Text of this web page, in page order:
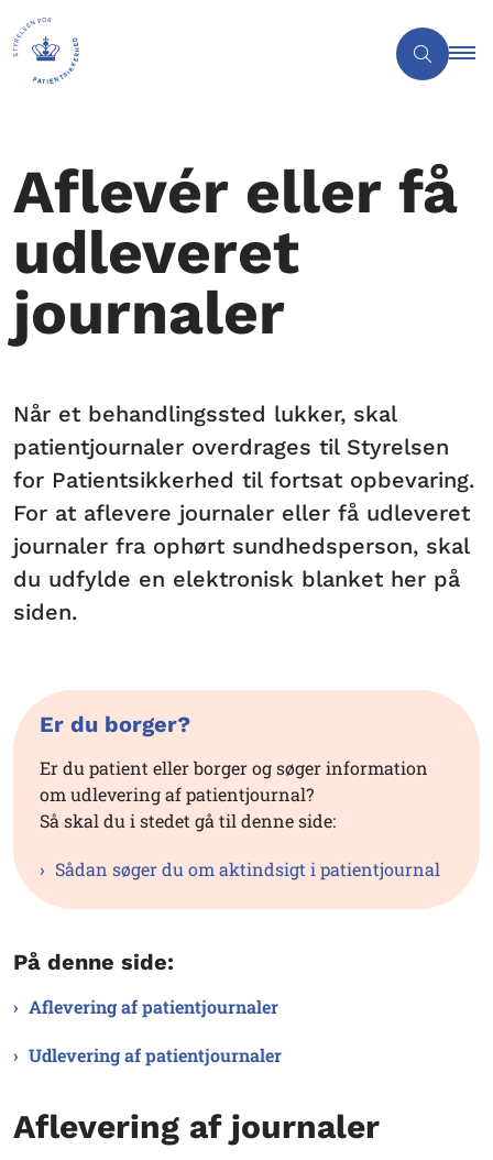
Aflevér eller få
udleveret
journaler
Når et behandlingssted lukker, skal
patientjournaler overdrages til Styrelsen
for Patientsikkerhed til fortsat opbevaring.
For at aflevere journaler eller få udleveret
journaler fra ophørt sundhedsperson, skal
du udfylde en elektronisk blanket her på
siden.
Er du borger?
Er du patient eller borger og søger information
om udlevering af patientjournal?
Så skal du i stedet gå til denne side:
Sådan søger du om aktindsigt i patientjournal
På denne side:
Aflevering af patientjournaler
Udlevering af patientjournaler
Aflevering af journaler